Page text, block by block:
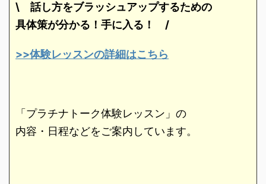
\ 話し方をブラッシュアップするための
具体策が分かる！手に入る！ /
>>体験レッスンの詳細はこちら
「プラチナトーク体験レッスン」の
内容・日程などをご案内しています。